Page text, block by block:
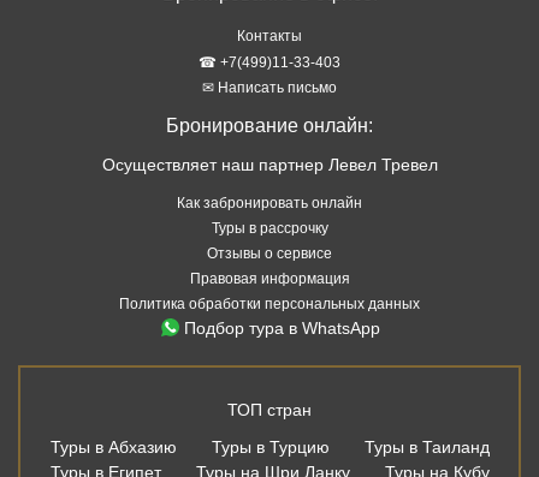
Контакты
☎ +7(499)11-33-403
✉ Написать письмо
Бронирование онлайн:
Осуществляет наш партнер Левел Тревел
Как забронировать онлайн
Туры в рассрочку
Отзывы о сервисе
Правовая информация
Политика обработки персональных данных
Подбор тура в WhatsApp
ТОП стран
Туры в Абхазию
Туры в Турцию
Туры в Таиланд
Туры в Египет
Туры на Шри Ланку
Туры на Кубу